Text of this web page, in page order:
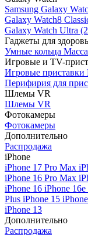
Samsung Galaxy
Galaxy Watch8
Galaxy Watch Ultra
Гаджеты для
Умные кольца
Игровые и TV-
Игровые приставки
Перифирия для
Шлемы VR
Шлемы VR
Фотокамеры
Фотокамеры
Дополнительно
Распродажа
iPhone
iPhone 17 Pro Max
iPhone 16 Pro Max
iPhone 16 iPhone 16e
Plus iPhone 15
iPhone 13
Дополнительно
Распродажа